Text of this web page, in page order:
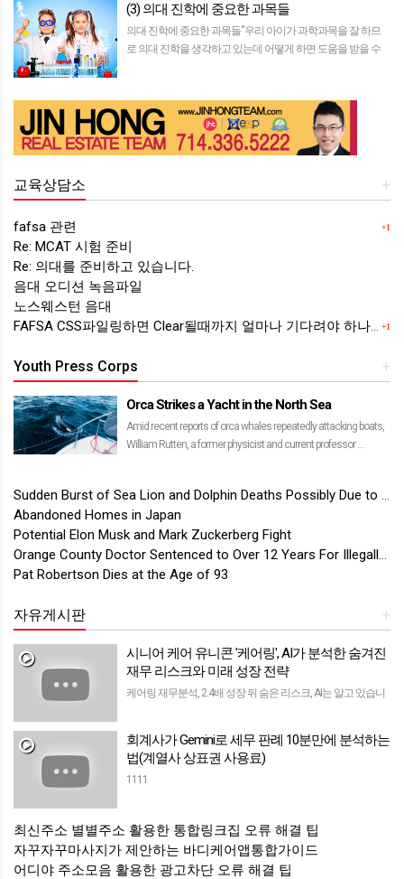
(3) 의대 진학에 중요한 과목들
의대 진학에 중요한 과목들“우리 아이가 과학과목을 잘 하므
로 의대 진학을 생각하고 있는데 어떻게 하면 도움을 받을 수
+
교육상담소
+1
fafsa 관련
Re: MCAT 시험 준비
Re: 의대를 준비하고 있습니다.
음대 오디션 녹음파일
노스웨스턴 음대
+1
FAFSA CSS파일링하면 Clear될때까지 얼마나 기다려야 하나요?
+
Youth Press Corps
Orca Strikes a Yacht in the North Sea
Amid recent reports of orca whales repeatedly attacking boats,
William Rutten, a former physicist and current professor …
Sudden Burst of Sea Lion and Dolphin Deaths Possibly Due to Neurotoxic Algae Blooms
Abandoned Homes in Japan
Potential Elon Musk and Mark Zuckerberg Fight
Orange County Doctor Sentenced to Over 12 Years For Illegally Prescribing Drugs
Pat Robertson Dies at the Age of 93
+
자유게시판
시니어 케어 유니콘 '케어링', AI가 분석한 숨겨진
재무 리스크와 미래 성장 전략
케어링 재무분석, 2.4배 성장 뒤 숨은 리스크, AI는 알고 있습니
미래의 중요한 산업으로 주목…
회계사가 Gemini로 세무 판례 10분만에 분석하는
법(계열사 상표권 사용료)
1111
최신주소 별별주소 활용한 통합링크집 오류 해결 팁
자꾸자꾸마사지가 제안하는 바디케어앱통합가이드
어디야 주소모음 활용한 광고차단 오류 해결 팁